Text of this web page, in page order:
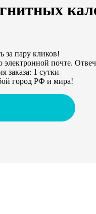
за пару кликов!
электронной почте.
заказа: 1 сутки
город РФ и мира!